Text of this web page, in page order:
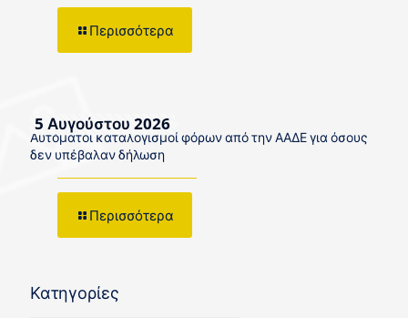
Περισσότερα
5 Αυγούστου 2026
Αυτόματοι καταλογισμοί φόρων από την ΑΑΔΕ για όσους
δεν υπέβαλαν δήλωση
Περισσότερα
Κατηγορίες